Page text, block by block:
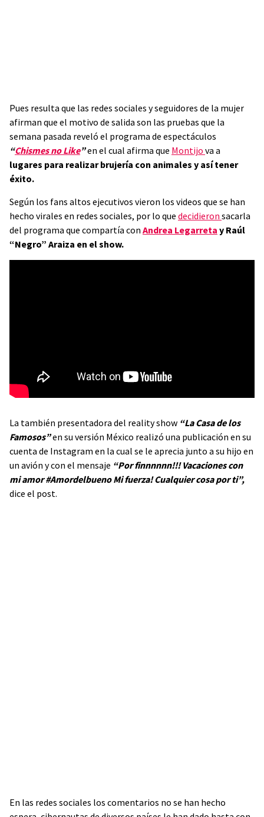
Pues resulta que las redes sociales y seguidores de la mujer
afirman que el motivo de salida son las pruebas que la
semana pasada reveló el programa de espectáculos
“Chismes no Like”en el cual afirma que Montijo va a
lugares para realizar brujería con animales y así tener
éxito.
Según los fans altos ejecutivos vieron los videos que se han
hecho virales en redes sociales, por lo que decidieron sacarla
del programa que compartía con Andrea Legarreta y Raúl
“Negro” Araiza en el show.
La también presentadora del reality show “La Casa de los
Famosos”en su versión México realizó una publicación en su
cuenta de Instagram en la cual se le aprecia junto a su hijo en
un avión y con el mensaje “Por finnnnnn!!! Vacaciones con
mi amor #Amordelbueno Mi fuerza! Cualquier cosa por ti”,
dice el post.
En las redes sociales los comentarios no se han hecho